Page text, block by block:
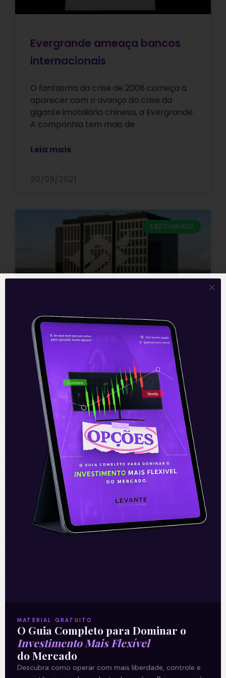
Evergrande ameaça bancos
internacionais
O fantasma da crise de 2008 começa a
aparecer com o avanço da crise da
gigante imobiliária chinesa, a Evergrande.
A companhia tem mais de
Leia mais
E EU COM ISSO
Banco do Brasil (BBAS3):
parceria com o banco UBS
Warburg – 24/09
Banco do Brasil (BBAS3) – Memorando de
parceria com o banco UBS Warburg O
Banco do Brasil (BBAS3) e o banco suíço
UBS Warburg anunciaram
Leia mais
24/09/2019
Banco do Brasil (BBSA3):
parceria com o banco suíço
MATERIAL GRATUITO
O Guia Completo para Dominar o
Investimento Mais Flexível
do Mercado
Descubra como operar com mais liberdade, controle e